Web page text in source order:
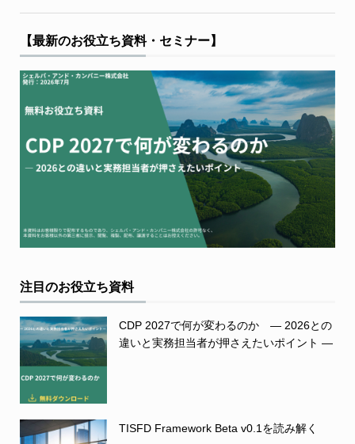
【最新のお役立ち資料・セミナー】
注目のお役立ち資料
CDP 2027で何が変わるのか ― 2026との
違いと実務担当者が押さえたいポイント ―
TISFD Framework Beta v0.1を読み解く